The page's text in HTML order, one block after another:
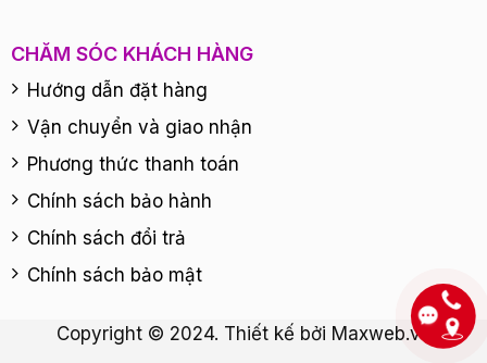
CHĂM SÓC KHÁCH HÀNG
Hướng dẫn đặt hàng
Vận chuyển và giao nhận
Phương thức thanh toán
Chính sách bảo hành
Chính sách đổi trả
Chính sách bảo mật
Copyright © 2024. Thiết kế bởi Maxweb.vn